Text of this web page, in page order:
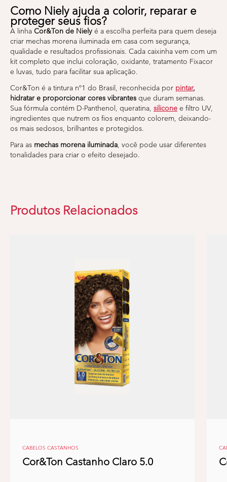
Como Niely ajuda a colorir, reparar e
proteger seus fios?
A linha Cor&Ton de Niely é a escolha perfeita para quem deseja
criar mechas morena iluminada em casa com segurança,
qualidade e resultados profissionais. Cada caixinha vem com um
kit completo que inclui coloração, oxidante, tratamento Fixacor
e luvas, tudo para facilitar sua aplicação.
Cor&Ton é a tintura nº1 do Brasil, reconhecida por pintar,
hidratar e proporcionar cores vibrantes que duram semanas.
Sua fórmula contém D-Panthenol, queratina, silicone e filtro UV,
ingredientes que nutrem os fios enquanto colorem, deixando-
os mais sedosos, brilhantes e protegidos.
Para as mechas morena iluminada, você pode usar diferentes
tonalidades para criar o efeito desejado.
Produtos Relacionados
CABELOS CASTANHOS
Cor&Ton Castanho Claro 5.0